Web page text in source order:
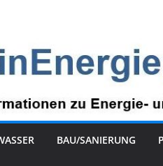
BAU/SANIERUNG